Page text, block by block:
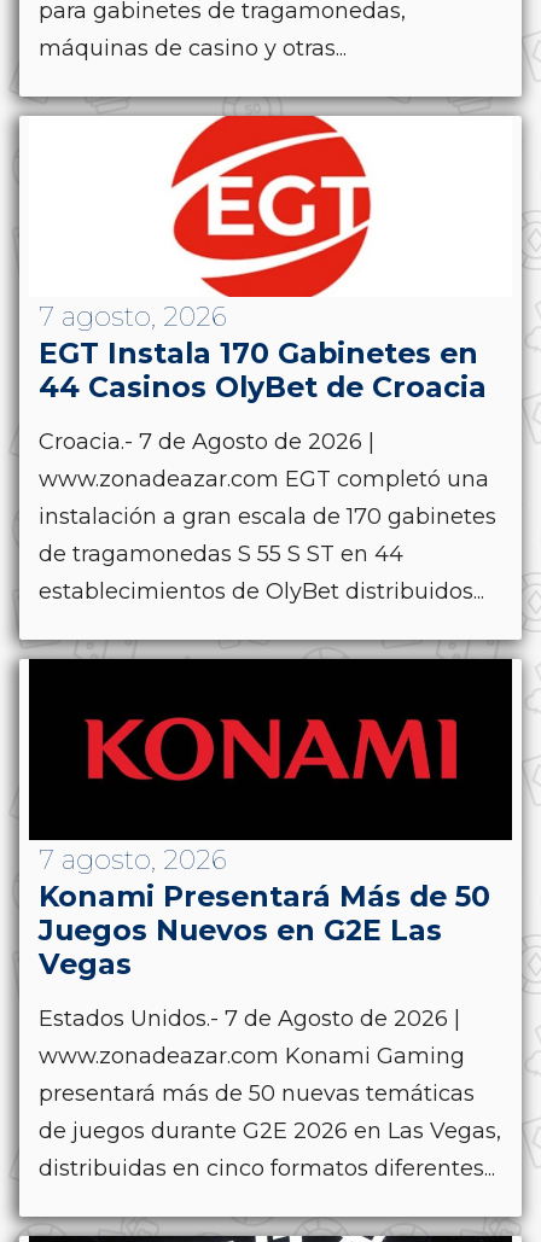
para gabinetes de tragamonedas,
máquinas de casino y otras...
7 agosto, 2026
EGT Instala 170 Gabinetes en
44 Casinos OlyBet de Croacia
Croacia.- 7 de Agosto de 2026 |
www.zonadeazar.com EGT completó una
instalación a gran escala de 170 gabinetes
de tragamonedas S 55 S ST en 44
establecimientos de OlyBet distribuidos...
7 agosto, 2026
Konami Presentará Más de 50
Juegos Nuevos en G2E Las
Vegas
Estados Unidos.- 7 de Agosto de 2026 |
www.zonadeazar.com Konami Gaming
presentará más de 50 nuevas temáticas
de juegos durante G2E 2026 en Las Vegas,
distribuidas en cinco formatos diferentes...